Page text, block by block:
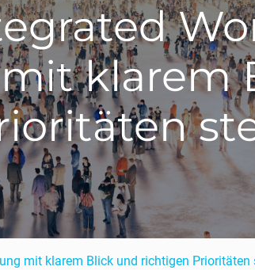
klarem
mit klarem Blick und richtigen Prioritäten